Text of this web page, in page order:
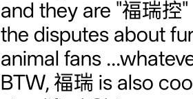
and they are "福瑞控
the disputes about
animal fans
BTW, 福瑞 is also